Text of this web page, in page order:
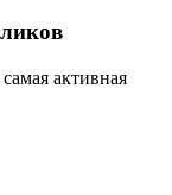
самая активная